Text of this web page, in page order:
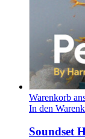
Warenkorb
In den
Soundset